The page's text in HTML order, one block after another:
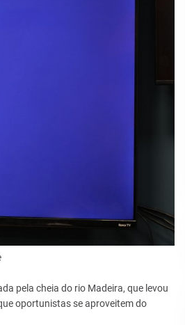
pela cheia do rio Madeira, que levou
oportunistas se aproveitem do